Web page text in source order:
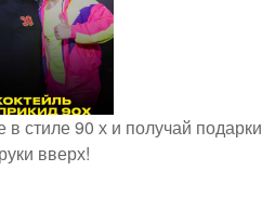
стиле 90 х и получай подарки
вверх!